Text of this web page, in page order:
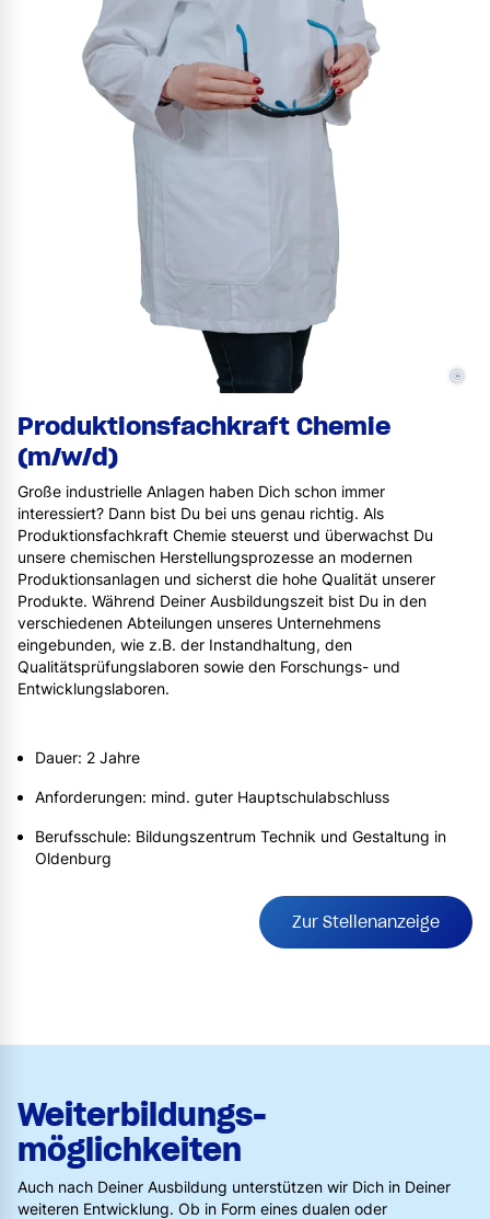
Produktionsfachkraft Chemie
(m/w/d)
Große industrielle Anlagen haben Dich schon immer
interessiert? Dann bist Du bei uns genau richtig. Als
Produktionsfachkraft Chemie steuerst und überwachst Du
unsere chemischen Herstellungsprozesse an modernen
Produktionsanlagen und sicherst die hohe Qualität unserer
Produkte. Während Deiner Ausbildungszeit bist Du in den
verschiedenen Abteilungen unseres Unternehmens
eingebunden, wie z.B. der Instandhaltung, den
Qualitätsprüfungslaboren sowie den Forschungs- und
Entwicklungslaboren.
Dauer: 2 Jahre
Anforderungen: mind. guter Hauptschulabschluss
Berufsschule: Bildungszentrum Technik und Gestaltung in
Oldenburg
Zur Stellenanzeige
©
Weiterbildungs­
möglichkeiten
Auch nach Deiner Ausbildung unterstützen wir Dich in Deiner
weiteren Entwicklung. Ob in Form eines dualen oder